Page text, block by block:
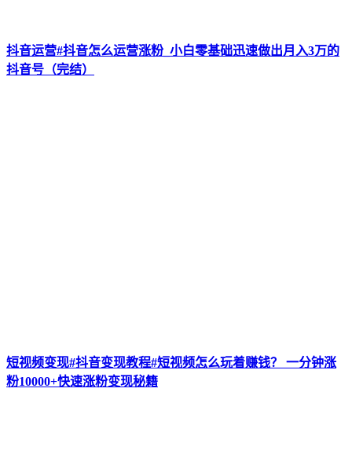
抖音运营#抖音怎么运营涨粉_小白零基础迅速做出月入3万的
抖音号（完结）
短视频变现#抖音变现教程#短视频怎么玩着赚钱？ 一分钟涨
粉10000+快速涨粉变现秘籍